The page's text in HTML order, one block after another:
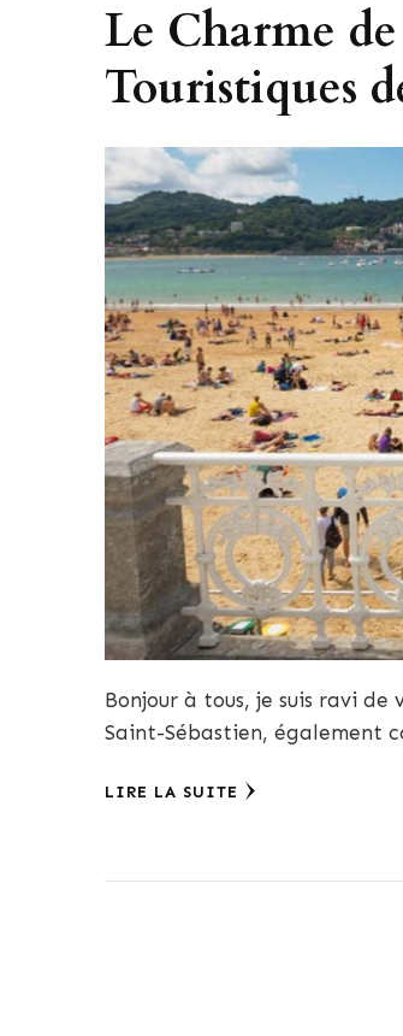
Le Charme
Touristiques
Bonjour à tous, je suis ravi
Saint-Sébastien, également
LIRE LA SUITE